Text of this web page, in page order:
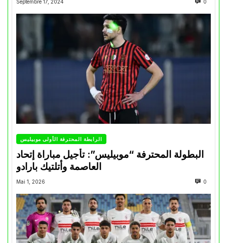
Septembre 17, 2024 0
الرابطة المحترفة الأولى موبيليس
البطولة المحترفة “موبيليس”: تأجيل مباراة إتحاد
العاصمة وأتلتيك بارادو
Mai 1, 2026 0